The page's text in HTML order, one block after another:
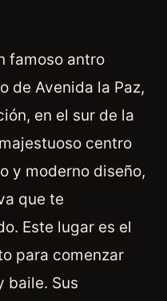
famoso antro
de Avenida la Paz,
en el sur de la
centro
y moderno diseño,
que te
Este lugar es el
para comenzar
baile. Sus